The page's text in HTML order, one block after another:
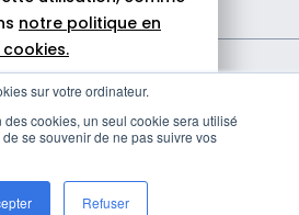
sur votre ordinateur.
cookies, un seul cookie sera utilisé
se souvenir de ne pas suivre vos
Refuser
cookies
notre politique en
autoriser